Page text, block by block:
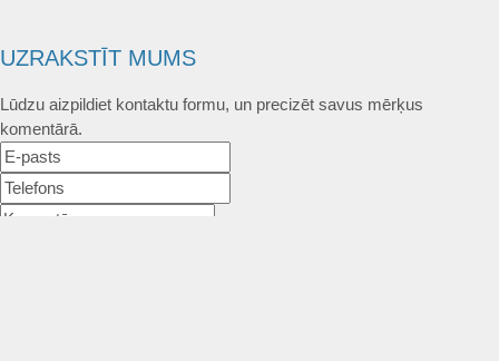
UZRAKSTĪT MUMS
Lūdzu aizpildiet kontaktu formu, un precizēt savus mērķus
komentārā.